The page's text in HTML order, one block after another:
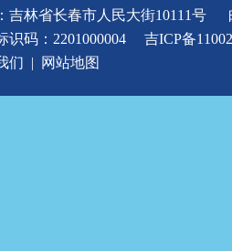
吉林省长春市人民大街10111号
识码：2201000004
吉ICP备
们 | 网站地图